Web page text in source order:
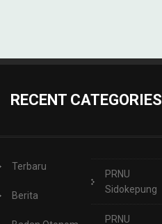
RECENT CATEGORIES
Terbaru
Berita
PRNU
Sidokepung
PRNU